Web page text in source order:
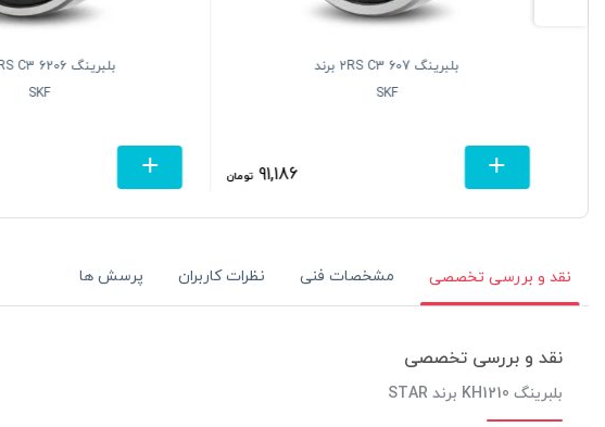
بلبرینگ 607 2RS C3 برند
SKF
91,186 تومان
SKF
نقد و بررسی تخصصی مشخصات فنی نظرات کاربران پرسش ها
نقد و بررسی تخصصی
بلبرینگ KH1210 برند STAR